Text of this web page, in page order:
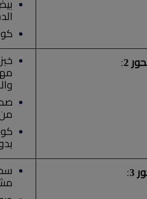
2
:
3
: